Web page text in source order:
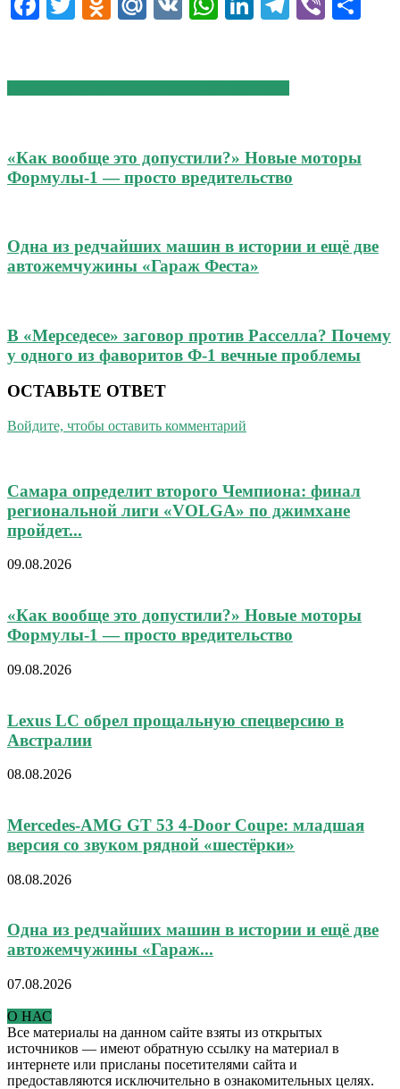
«Как вообще это допустили?» Новые моторы
Формулы-1 — просто вредительство
Одна из редчайших машин в истории и ещё две
автожемчужины «Гараж Феста»
В «Мерседесе» заговор против Расселла? Почему
у одного из фаворитов Ф-1 вечные проблемы
ОСТАВЬТЕ ОТВЕТ
Войдите, чтобы оставить комментарий
Самара определит второго Чемпиона: финал
региональной лиги «VOLGA» по джимхане
пройдет...
09.08.2026
«Как вообще это допустили?» Новые моторы
Формулы-1 — просто вредительство
09.08.2026
Lexus LC обрел прощальную спецверсию в
Австралии
08.08.2026
Mercedes-AMG GT 53 4-Door Coupe: младшая
версия со звуком рядной «шестёрки»
08.08.2026
Одна из редчайших машин в истории и ещё две
автожемчужины «Гараж...
07.08.2026
О НАС
Все материалы на данном сайте взяты из открытых
источников — имеют обратную ссылку на материал в
интернете или присланы посетителями сайта и
предоставляются исключительно в ознакомительных целях.